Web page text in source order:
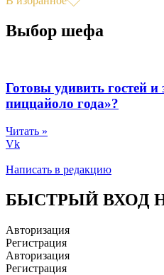
Выбор шефа
Готовы удивить гостей
пиццайоло года»?
Читать »
Vk
Написать в редакцию
БЫСТРЫЙ ВХОД
Авторизация
Регистрация
Авторизация
Регистрация